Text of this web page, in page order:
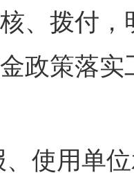
、拨付
政策落
用单位